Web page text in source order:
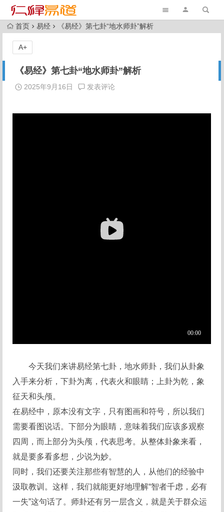
首页 易经 《易经》第七卦“地水师卦”解析
《易经》第七卦“地水师卦”解析
2025年9月16日 发表评论
今天我们来讲易经第七卦，地水师卦，我们从卦象
入手来分析，下卦为离，代表火和眼睛；上卦为乾，象
征天和头颅。
在易经中，原本没有文字，只有图画和符号，所以我们
需要看图说话。下部分为眼睛，意味着我们应该多观察
四周，而上部分为头颅，代表思考。从整体卦象来看，
就是要多看多想，少说为妙。
同时，我们还要关注那些有智慧的人，从他们的经验中
汲取教训。这样，我们就能更好地理解“智者千虑，必有
一失”这句话了。师卦还有另一层含义，就是关于群众运
A+